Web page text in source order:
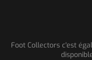
Foot Collectors c'est